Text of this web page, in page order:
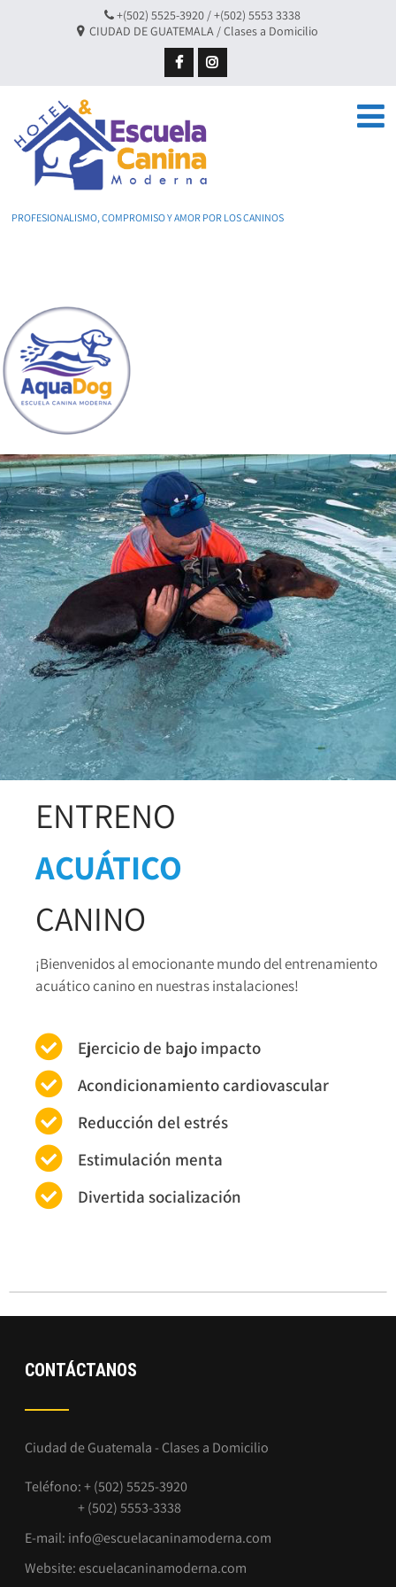
+(502) 5525-3920 / +(502) 5553 3338
CIUDAD DE GUATEMALA / Clases a Domicilio
PROFESIONALISMO, COMPROMISO Y AMOR POR LOS CANINOS
ENTRENO
ACUÁTICO
CANINO
¡Bienvenidos al emocionante mundo del entrenamiento
acuático canino en nuestras instalaciones!
Ejercicio de bajo impacto
Acondicionamiento cardiovascular
Reducción del estrés
Estimulación menta
Divertida socialización
CONTÁCTANOS
Ciudad de Guatemala - Clases a Domicilio
Teléfono: + (502) 5525-3920
+ (502) 5553-3338
E-mail: info@escuelacaninamoderna.com
Website:escuelacaninamoderna.com